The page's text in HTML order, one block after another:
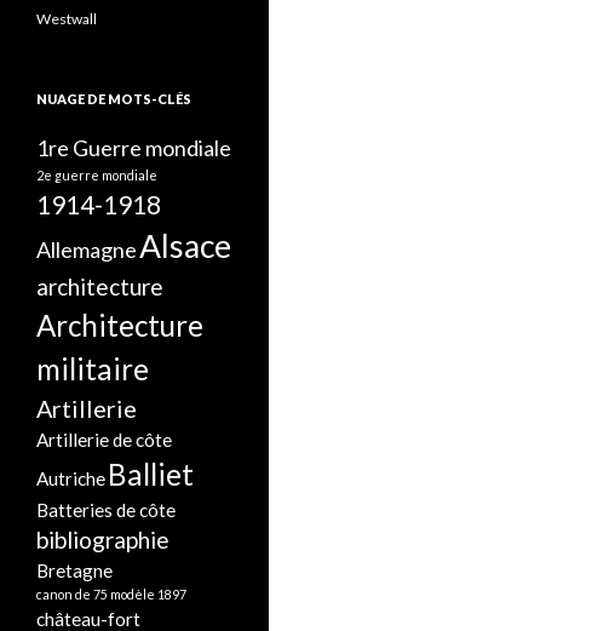
Westwall
NUAGE DE MOTS-CLÉS
1re Guerre mondiale
2e guerre mondiale
1914-1918
AllemagneAlsace
architecture
Architecture
militaire
Artillerie
Artillerie de côte
Autriche Balliet
Batteries de côte
bibliographie
Bretagne
canon de 75 modèle 1897
château-fort